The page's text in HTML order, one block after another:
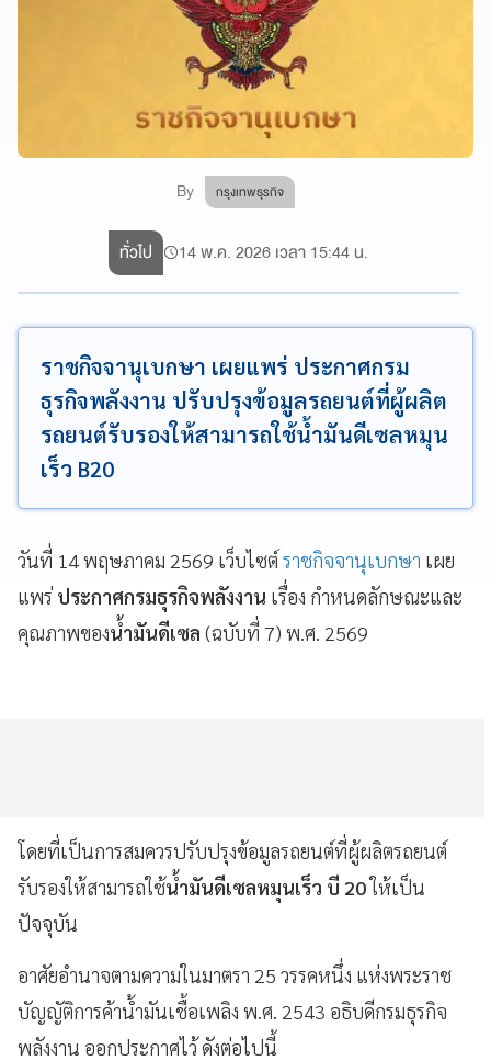
By กรุงเทพธุรกิจ
ทั่วไป 14 พ.ค. 2026 เวลา 15:44 น.
ราชกิจจานุเบกษา เผยแพร่ ประกาศกรม
ธุรกิจพลังงาน ปรับปรุงข้อมูลรถยนต์ที่ผู้ผลิต
รถยนต์รับรองให้สามารถใช้น้ำมันดีเซลหมุน
เร็ว B20
วันที่ 14 พฤษภาคม 2569 เว็บไซต์ ราชกิจจานุเบกษา เผย
แพร่ ประกาศกรมธุรกิจพลังงาน เรื่อง กำหนดลักษณะและ
คุณภาพของน้ำมันดีเซล (ฉบับที่ 7) พ.ศ. 2569
โดยที่เป็นการสมควรปรับปรุงข้อมูลรถยนต์ที่ผู้ผลิตรถยนต์
รับรองให้สามารถใช้น้ำมันดีเซลหมุนเร็ว บี 20ให้เป็น
ปัจจุบัน
อาศัยอำนาจตามความในมาตรา 25 วรรคหนึ่ง แห่งพระราช
บัญญัติการค้าน้ำมันเชื้อเพลิง พ.ศ. 2543 อธิบดีกรมธุรกิจ
พลังงาน ออกประกาศไว้ ดังต่อไปนี้